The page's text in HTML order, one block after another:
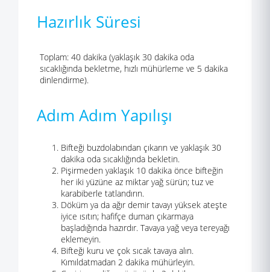
Hazırlık Süresi
Toplam: 40 dakika (yaklaşık 30 dakika oda
sıcaklığında bekletme, hızlı mühürleme ve 5 dakika
dinlendirme).
Adım Adım Yapılışı
Bifteği buzdolabından çıkarın ve yaklaşık 30
dakika oda sıcaklığında bekletin.
Pişirmeden yaklaşık 10 dakika önce bifteğin
her iki yüzüne az miktar yağ sürün; tuz ve
karabiberle tatlandırın.
Döküm ya da ağır demir tavayı yüksek ateşte
iyice ısıtın; hafifçe duman çıkarmaya
başladığında hazırdır. Tavaya yağ veya tereyağı
eklemeyin.
Bifteği kuru ve çok sıcak tavaya alın.
Kımıldatmadan 2 dakika mühürleyin.